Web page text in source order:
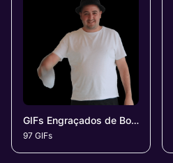
GIFs Engraçados de Bom Dia
97 GIFs